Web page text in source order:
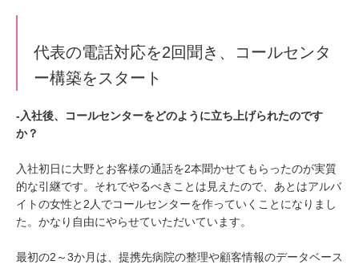
代表の電話対応を2回聞き、コールセンタ
ー構築をスタート
‐入社後、コールセンターをどのように立ち上げられたのです
か？
入社初日に大野とお客様の通話を2本聞かせてもらったのが実質
的な引継です。それでやるべきことは見えたので、あとはアルバ
イトの女性と2人でコールセンターを作っていくことになりまし
た。かなり自由にやらせていただいています。
最初の2～3か月は、提携先病院の整理や顧客情報のデータベース